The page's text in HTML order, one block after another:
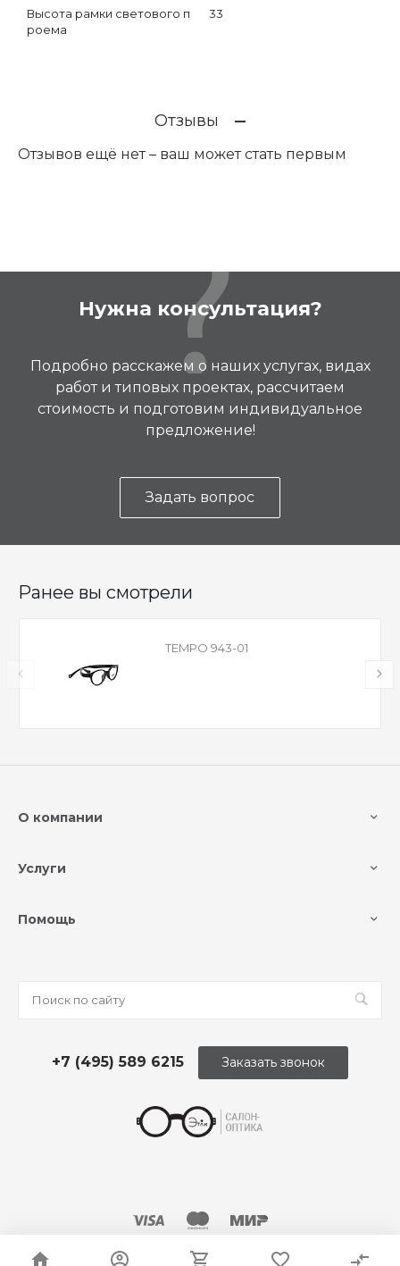
Высота рамки светового п
роема
33
Отзывы
Отзывов ещё нет – ваш может стать первым
Нужна консультация?
Подробно расскажем о наших услугах, видах
работ и типовых проектах, рассчитаем
стоимость и подготовим индивидуальное
предложение!
Задать вопрос
Ранее вы смотрели
TEMPO 943-01
О компании
Услуги
Помощь
+7 (495) 589 6215 Заказать звонок